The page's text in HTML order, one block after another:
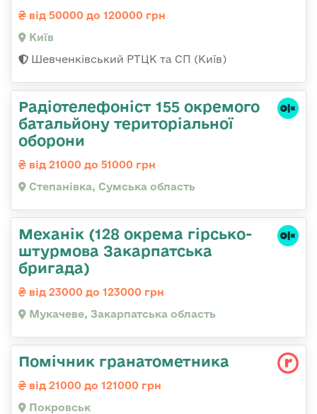
від 50000 до 120000 грн
Київ
Шевченківський РТЦК та СП (Київ)
Радіотелефоніст 155 окремого
батальйону територіальної
оборони
від 21000 до 51000 грн
Степанівка, Сумська область
Механік (128 окрема гірсько-
штурмова Закарпатська
бригада)
від 23000 до 123000 грн
Мукачеве, Закарпатська область
Помічник гранатометника
від 21000 до 121000 грн
Покровськ